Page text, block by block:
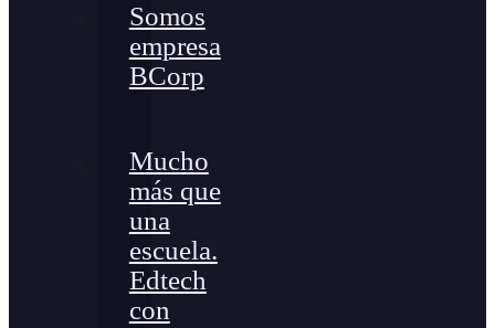
Somos
empresa
BCorp
Mucho
más que
una
escuela.
Edtech
con